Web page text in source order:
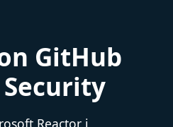
GitHub
Reactor i